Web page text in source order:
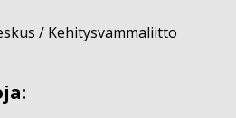
/ Kehitysvammaliitto